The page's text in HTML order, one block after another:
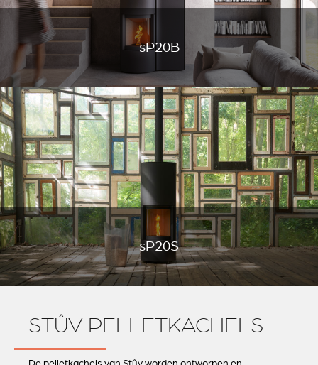
sP20B
sP20S
STÛV PELLETKACHELS